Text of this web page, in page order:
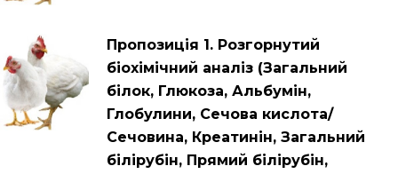
Пропозиція 1. Розгорнутий
біохімічний аналіз (Загальний
білок, Глюкоза, Альбумін,
Глобулини, Сечова кислота/
Сечовина, Креатинін, Загальний
білірубін, Прямий білірубін,